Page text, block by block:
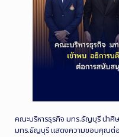
คณะบริหารธุรกิจ มทร.ธัญบุรี นำศิ
มทร.ธัญบุรี แสดงความขอบคุณต่